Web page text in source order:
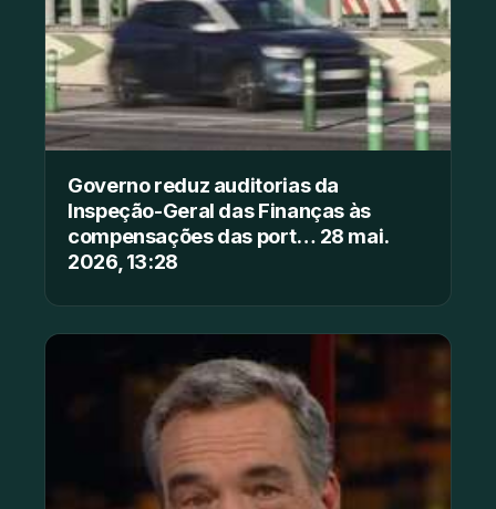
Governo reduz auditorias da
Inspeção-Geral das Finanças às
compensações das port… 28 mai.
2026, 13:28